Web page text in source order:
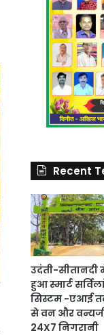
Recent
उदंती-
हुआ स्मार्ट
सिस्टम -एआई
से वन और
24X7 निगरानी